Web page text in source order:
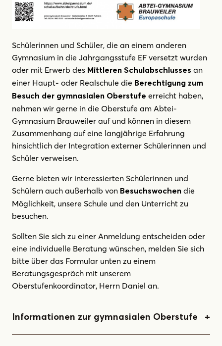
Schülerinnen und Schüler, die an einem anderen
Gymnasium in die Jahrgangsstufe EF versetzt wurden
oder mit Erwerb des Mittleren Schulabschlusses an
einer Haupt- oder Realschule die Berechtigung zum
Besuch der gymnasialen Oberstufe erreicht haben,
nehmen wir gerne in die Oberstufe am Abtei-
Gymnasium Brauweiler auf und können in diesem
Zusammenhang auf eine langjährige Erfahrung
hinsichtlich der Integration externer Schülerinnen und
Schüler verweisen.
Gerne bieten wir interessierten Schülerinnen und
Schülern auch außerhalb von Besuchswochen die
Möglichkeit, unsere Schule und den Unterricht zu
besuchen.
Sollten Sie sich zu einer Anmeldung entscheiden oder
eine individuelle Beratung wünschen, melden Sie sich
bitte über das Formular unten zu einem
Beratungsgespräch mit unserem
Oberstufenkoordinator, Herrn Daniel an.
Informationen zur gymnasialen Oberstufe